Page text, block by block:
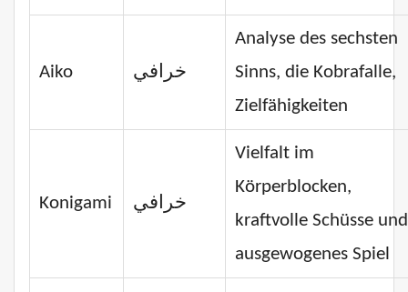
Aiko خرافي
Analyse des sechsten
Sinns, die Kobrafalle,
Zielfähigkeiten
Konigami خرافي
Vielfalt im
Körperblocken,
kraftvolle Schüsse und
ausgewogenes Spiel